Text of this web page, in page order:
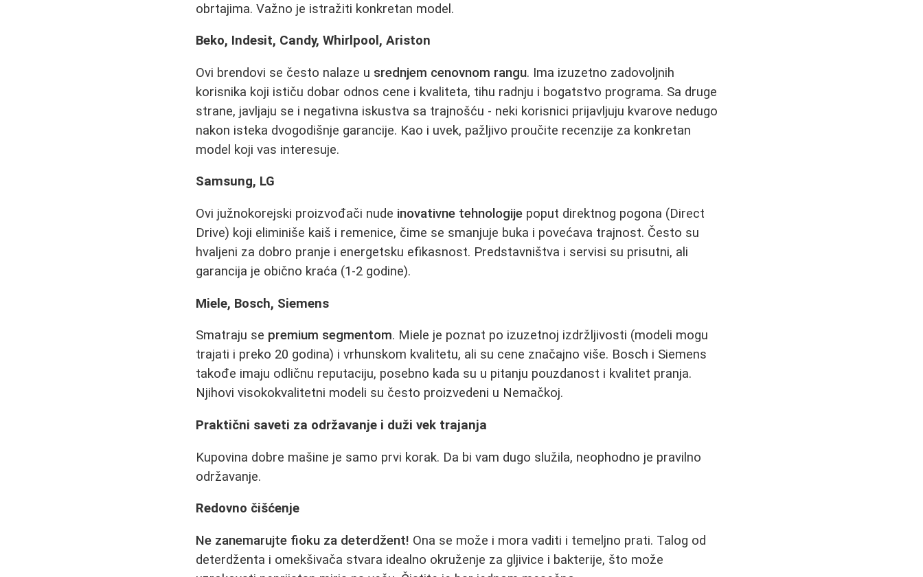
obrtajima. Važno je istražiti konkretan model.
Beko, Indesit, Candy, Whirlpool, Ariston
Ovi brendovi se često nalaze u srednjem cenovnom rangu. Ima izuzetno zadovoljnih
korisnika koji ističu dobar odnos cene i kvaliteta, tihu radnju i bogatstvo programa. Sa druge
strane, javljaju se i negativna iskustva sa trajnošću - neki korisnici prijavljuju kvarove nedugo
nakon isteka dvogodišnje garancije. Kao i uvek, pažljivo proučite recenzije za konkretan
model koji vas interesuje.
Samsung, LG
Ovi južnokorejski proizvođači nude inovativne tehnologije poput direktnog pogona (Direct
Drive) koji eliminiše kaiš i remenice, čime se smanjuje buka i povećava trajnost. Često su
hvaljeni za dobro pranje i energetsku efikasnost. Predstavništva i servisi su prisutni, ali
garancija je obično kraća (1-2 godine).
Miele, Bosch, Siemens
Smatraju se premium segmentom. Miele je poznat po izuzetnoj izdržljivosti (modeli mogu
trajati i preko 20 godina) i vrhunskom kvalitetu, ali su cene značajno više. Bosch i Siemens
takođe imaju odličnu reputaciju, posebno kada su u pitanju pouzdanost i kvalitet pranja.
Njihovi visokokvalitetni modeli su često proizvedeni u Nemačkoj.
Praktični saveti za održavanje i duži vek trajanja
Kupovina dobre mašine je samo prvi korak. Da bi vam dugo služila, neophodno je pravilno
održavanje.
Redovno čišćenje
Ne zanemarujte fioku za deterdžent! Ona se može i mora vaditi i temeljno prati. Talog od
deterdženta i omekšivača stvara idealno okruženje za gljivice i bakterije, što može